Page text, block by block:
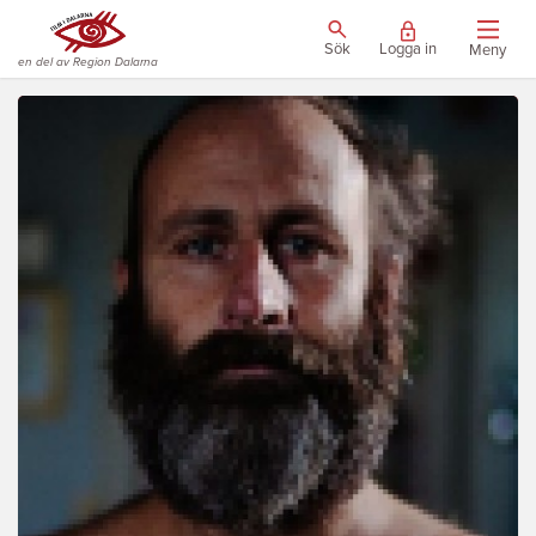
en del av Region Dalarna
Sök Logga in Meny